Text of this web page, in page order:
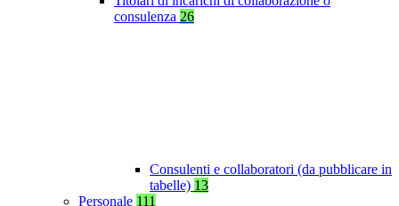
consulenza 26
Consulenti e collaboratori (da pubblicare in
tabelle) 13
Personale 111